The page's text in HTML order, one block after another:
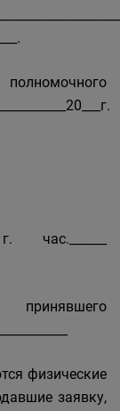
г. час.______
принявшего
физические
заявку,